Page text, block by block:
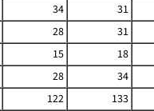
34 31
28 31
15 18
28 34
122 133